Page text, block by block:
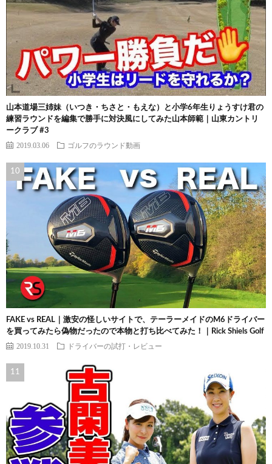
山本道場三姉妹（いつき・ちさと・もえな）と小学6年生りょうすけ君の
練習ラウンドを編集で勝手に対決風にしてみた山本師範｜山東カントリ
ークラブ #3
2019.03.06 ゴルフのラウンド動画
FAKE vs REAL｜激安の怪しいサイトで、テーラーメイドのM6ドライバー
を買ってみたら偽物だったので本物と打ち比べてみた！｜Rick Shiels Golf
2019.10.31 ドライバーの試打・レビュー